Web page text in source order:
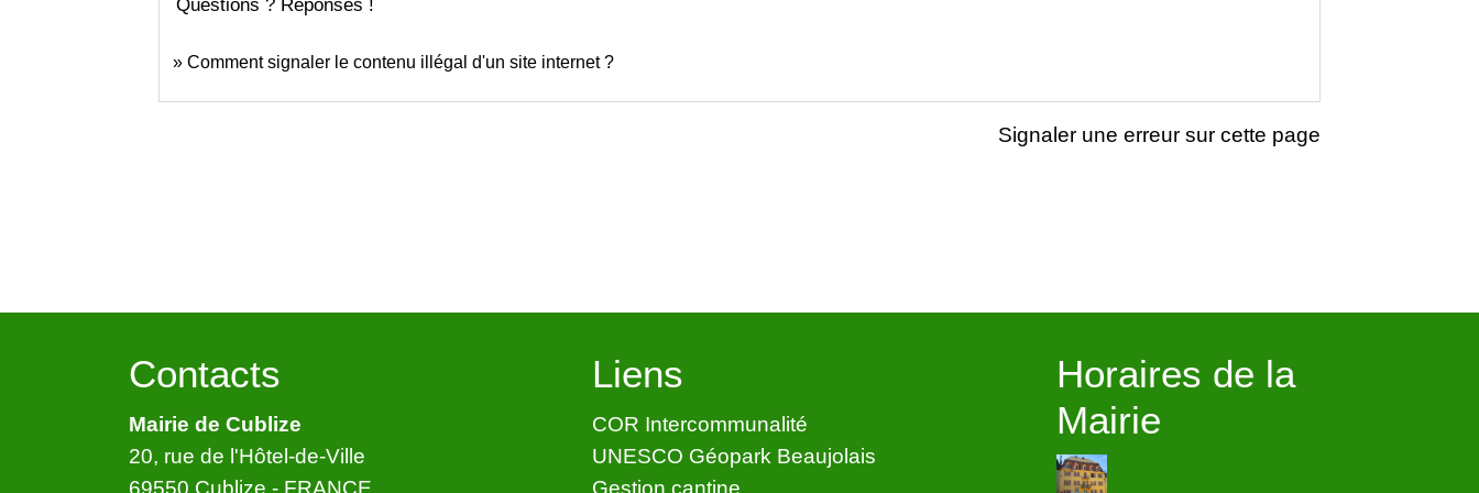
Questions ? Réponses !
Comment signaler le contenu illégal d'un site internet ?
Signaler une erreur sur cette page
Contacts
Mairie de Cublize
20, rue de l'Hôtel-de-Ville
69550 Cublize - FRANCE
Liens
COR Intercommunalité
UNESCO Géopark Beaujolais
Gestion cantine
Horaires de la
Mairie